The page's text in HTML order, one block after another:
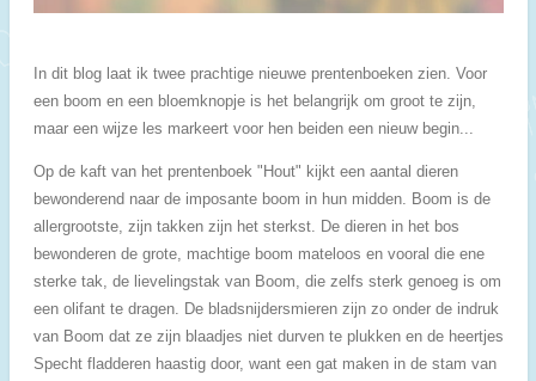
In dit blog laat ik twee prachtige nieuwe prentenboeken zien. Voor
een boom en een bloemknopje is het belangrijk om groot te zijn,
maar een wijze les markeert voor hen beiden een nieuw begin...
Op de kaft van het prentenboek "Hout" kijkt een aantal dieren
bewonderend naar de imposante boom in hun midden. Boom is de
allergrootste, zijn takken zijn het sterkst. De dieren in het bos
bewonderen de grote, machtige boom mateloos en vooral die ene
sterke tak, de lievelingstak van Boom, die zelfs sterk genoeg is om
een olifant te dragen. De bladsnijdersmieren zijn zo onder de indruk
van Boom dat ze zijn blaadjes niet durven te plukken en de heertjes
Specht fladderen haastig door, want een gat maken in de stam van